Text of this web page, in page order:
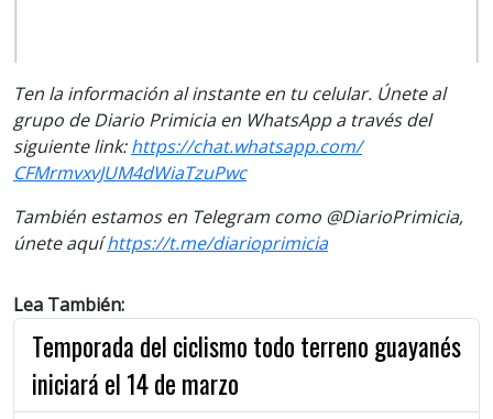
Ten la información al instante en tu celular. Únete al
grupo de Diario Primicia en WhatsApp a través del
siguiente link:https://chat.whatsapp.com/
CFMrmvxvJUM4dWiaTzuPwc
También estamos en Telegram como @DiarioPrimicia,
únete aquíhttps://t.me/diarioprimicia
Lea También:
Temporada del ciclismo todo terreno guayanés
iniciará el 14 de marzo